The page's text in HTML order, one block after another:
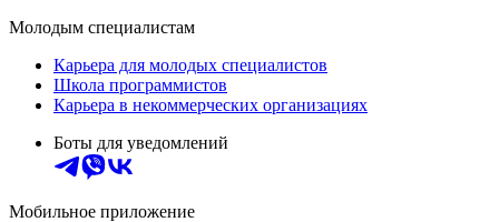
Молодым специалистам
Карьера для молодых специалистов
Школа программистов
Карьера в некоммерческих организациях
Боты для уведомлений
Мобильное приложение